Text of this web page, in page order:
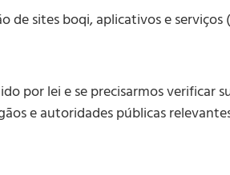
sites boqi, aplicativos e
por lei e se precisarmos verificar
e autoridades públicas